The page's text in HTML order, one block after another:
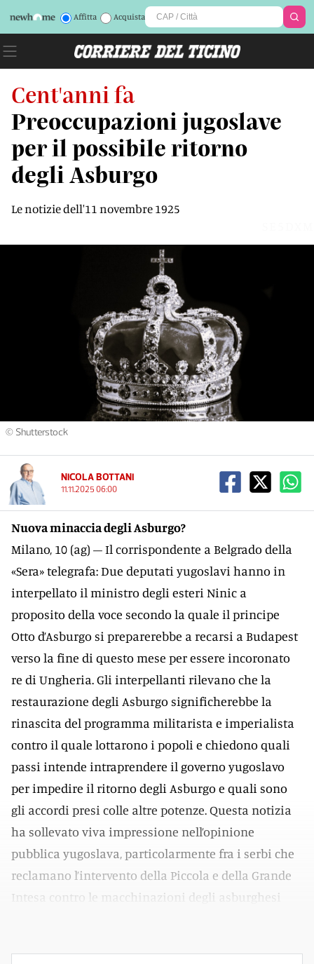
Affitta Acquista
Cent'anni fa
Preoccupazioni jugoslave
per il possibile ritorno
degli Asburgo
Le notizie dell'11 novembre 1925
© Shutterstock
NICOLA BOTTANI
11.11.2025 06:00
Nuova minaccia degli Asburgo?
Milano, 10 (ag) – Il corrispondente a Belgrado della
«Sera» telegrafa: Due deputati yugoslavi hanno in
interpellato il ministro degli esteri Ninic a
proposito della voce secondo la quale il principe
Otto d’Asburgo si preparerebbe a recarsi a Budapest
verso la fine di questo mese per essere incoronato
re di Ungheria. Gli interpellanti rilevano che la
restaurazione degli Asburgo significherebbe la
rinascita del programma militarista e imperialista
contro il quale lottarono i popoli e chiedono quali
passi intende intraprendere il governo yugoslavo
per impedire il ritorno degli Asburgo e quali sono
gli accordi presi colle altre potenze. Questa notizia
ha sollevato viva impressione nell’opinione
pubblica yugoslava, particolarmente fra i serbi che
reclamano l’intervento della Piccola e della Grande
Intesa contro le macchinazioni degli asburghesi